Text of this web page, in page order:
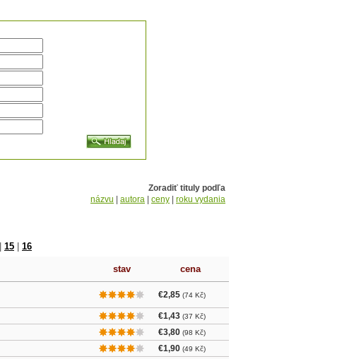
Zoradiť tituly podľa
názvu
autora ceny roku vydania
15 16
stav cena
€2,85 (74 Kč)
€1,43 (37 Kč)
€3,80 (98 Kč)
€1,90 (49 Kč)